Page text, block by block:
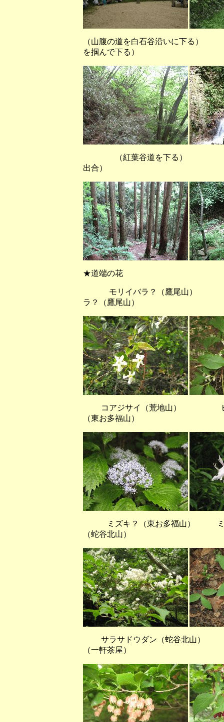
（山腹の道を白石谷沿い
を掴んで下る）
（紅葉谷道を下る） （
出合）
★道端の花
モリイバラ？（鷹尾
ラ？（鷹尾山）
コアジサイ（荒地山） ヒ
（東お多福山）
ミズキ？（東お多福山） ミ
（蛇谷北山）
サラサドウダン（蛇谷北山
（一軒茶屋）